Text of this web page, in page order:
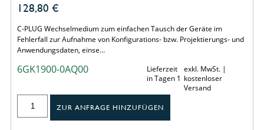
128,80 €
C-PLUG Wechselmedium zum einfachen Tausch der Geräte im
Fehlerfall zur Aufnahme von Konfigurations- bzw. Projektierungs- und
Anwendungsdaten, einse…
6GK1900-0AQ00
Lieferzeit
in Tagen 1
exkl. MwSt. |
kostenloser
Versand
ZUR ANFRAGE HINZUFÜGEN